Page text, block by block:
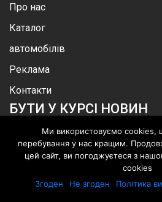
Про нас
Каталог
автомобілів
Реклама
Контакти
БУТИ У КУРСІ НОВИН
Ми використовуємо cookies,
перебування у нас кращим.
цей сайт, ви погоджуєтеся з
cookies
Згоден
Не згоден Політика